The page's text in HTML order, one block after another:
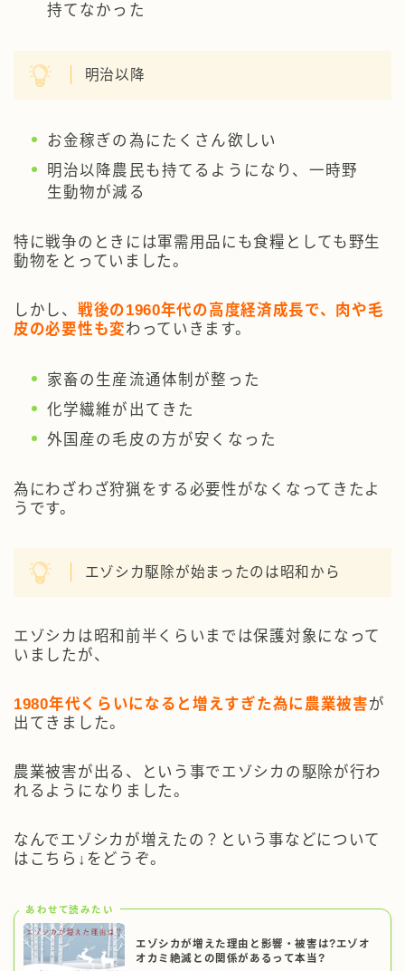
持てなかった
明治以降
お金稼ぎの為にたくさん欲しい
明治以降農民も持てるようになり、一時野
生動物が減る
特に戦争のときには軍需用品にも食糧としても野生
動物をとっていました。
しかし、 戦後の1960年代の高度経済成長で、肉や毛
皮の必要性も変わっていきます。
家畜の生産流通体制が整った
化学繊維が出てきた
外国産の毛皮の方が安くなった
為にわざわざ狩猟をする必要性がなくなってきたよ
うです。
エゾシカ駆除が始まったのは昭和から
エゾシカは昭和前半くらいまでは保護対象になって
いましたが、
1980年代くらいになると増えすぎた為に農業被害が
出てきました。
農業被害が出る、という事でエゾシカの駆除が行わ
れるようになりました。
なんでエゾシカが増えたの？という事などについて
はこちら↓をどうぞ。
あわせて読みたい
エゾシカが増えた理由と影響・被害は?エゾオ
オカミ絶滅との関係があるって本当?